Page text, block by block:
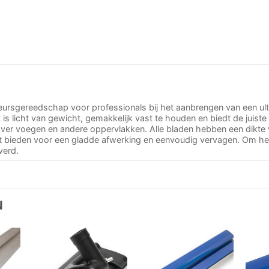
voor professionals bij het aanbrengen van een
licht van gewicht, gemakkelijk vast te houden en biedt de
voegen en andere oppervlakken. Alle bladen hebben een
voor een gladde afwerking en eenvoudig vervagen. Om